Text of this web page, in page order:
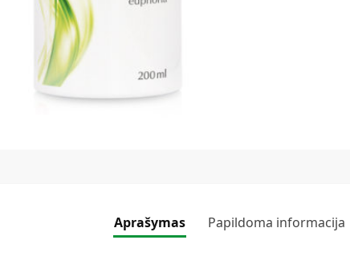
Aprašymas Papildoma informacija